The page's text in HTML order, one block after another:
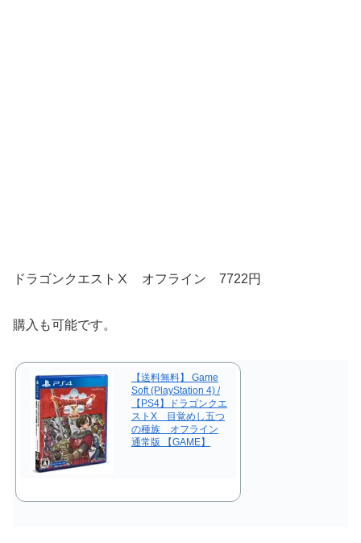
ドラゴンクエストⅩ オフライン 7722円
購入も可能です。
【送料無料】 Game
Soft (PlayStation 4) /
【PS4】ドラゴンクエ
ストX 目覚めし五つ
の種族 オフライン
通常版 【GAME】